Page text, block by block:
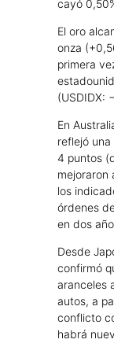
cayó
El oro
onza
primera
(USDIDX:
En
reflejó
4 puntos
mejoraron
los
órdenes
en dos
Desde
confirmó
aranceles
autos, a
conflicto
habrá